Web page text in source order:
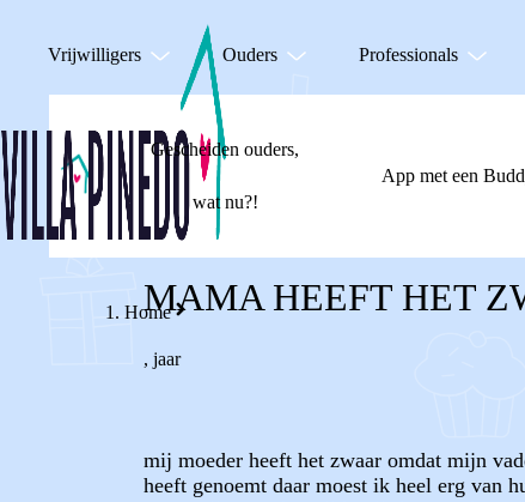
Vrijwilligers Ouders Professionals
Gescheiden ouders,
wat nu?!
App met een
Home
MAMA HEEFT HET
, jaar
mij moeder heeft het zwaar omdat mijn
heeft genoemt daar moest ik heel erg